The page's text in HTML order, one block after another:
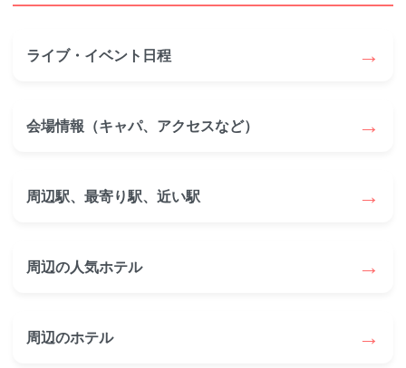
ライブ・イベント日程 →
会場情報（キャパ、アクセスなど） →
周辺駅、最寄り駅、近い駅 →
周辺の人気ホテル →
周辺のホテル →